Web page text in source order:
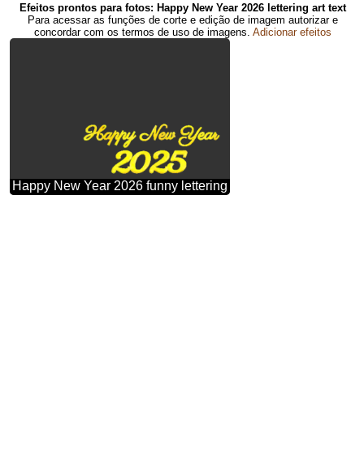
Efeitos prontos para fotos: Happy New Year 2026 lettering art text
Para acessar as funções de corte e edição de imagem autorizar e
concordar com os termos de uso de imagens. Adicionar efeitos
Happy New Year 2026 funny lettering